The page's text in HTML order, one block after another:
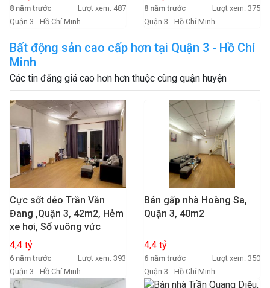
8 năm trước
Lượt xem: 487
Quận 3 - Hồ Chí Minh
8 năm trước
Lượt xem: 375
Quận 3 - Hồ Chí Minh
Bất động sản cao cấp hơn tại Quận 3 - Hồ Chí
Minh
Các tin đăng giá cao hơn hơn thuộc cùng quận huyện
Cực sốt dẻo Trần Văn
Đang ,Quận 3, 42m2, Hẻm
xe hơi, Sổ vuông vức
4,4 tỷ
6 năm trước
Lượt xem: 393
Quận 3 - Hồ Chí Minh
Bán gấp nhà Hoàng Sa,
Quận 3, 40m2
4,4 tỷ
6 năm trước
Lượt xem: 350
Quận 3 - Hồ Chí Minh